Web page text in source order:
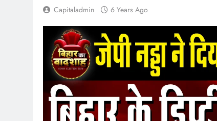
Capitaladmin 6 Years Ago